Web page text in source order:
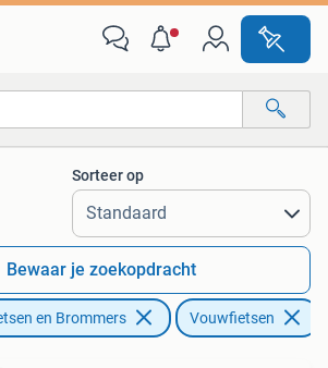
Alle afstanden…
Sorteer op
Bewaar je zoekopdracht
en Brommers Vouwfietsen